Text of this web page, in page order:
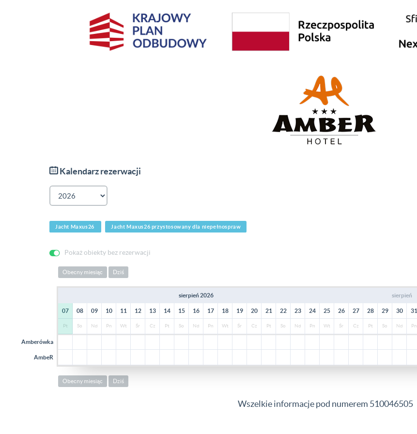
Kalendarz rezerwacji
Jacht Maxus26 Jacht Maxus26 przystosowany dla niepełnospraw
Pokaż obiekty bez rezerwacji
Obecny miesiąc Dziś
Amberówka
AmbeR
sierpień2026 sierpień
07 08 09 10 11 12 13 14 15 16 17 18 19 20 21 22 23 24 25 26 27 28 29 30 31
Pt So Nd Pn Wt Śr Cz Pt So Nd Pn Wt Śr Cz Pt So Nd Pn Wt Śr Cz Pt So Nd Pn
Obecny miesiąc Dziś
Wszelkie informacje pod numerem 510046505